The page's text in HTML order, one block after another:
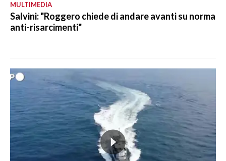
MULTIMEDIA
Salvini: "Roggero chiede di andare avanti su norma
anti-risarcimenti"